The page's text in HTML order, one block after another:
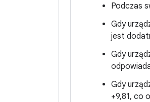
Podczas
Gdy
jest
Gdy
Gdy
+9,81, co